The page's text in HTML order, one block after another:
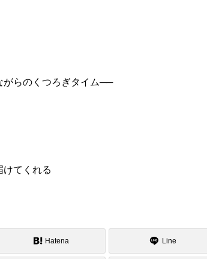
がらのくつろぎタイム──
けてくれる
Hatena Line